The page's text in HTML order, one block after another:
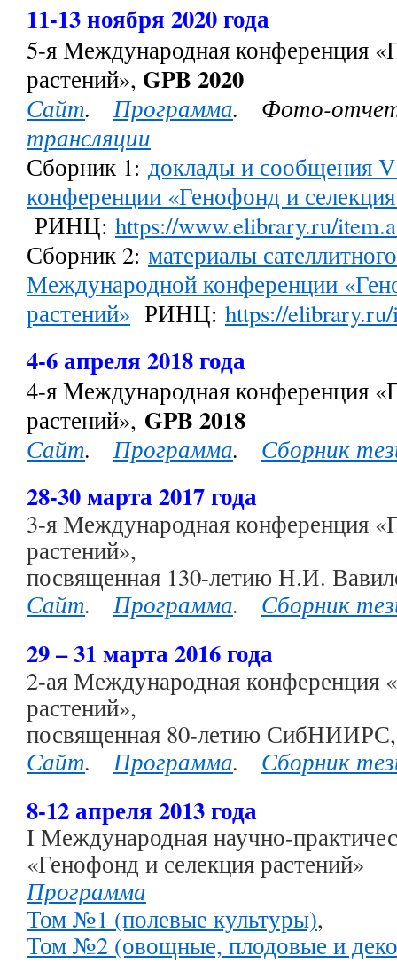
11-13 ноября 2020 года
5-я Международная конференция
растений», GPB 2020
Сайт. Программа. Фото-
трансляции
Сборник 1: доклады и сообщения
конференции «Генофонд и
РИНЦ: https://www.elibrary.ru/
Сборник 2: материалы
Международной конференции
растений» РИНЦ: https://
4-6 апреля 2018 года
4-я Международная конференция
растений», GPB 2018
Сайт. Программа. Сборник
28-30 марта 2017 года
3-я Международная конференция
растений»,
посвященная 130-летию Н.И.
Сайт. Программа. Сборник
29 – 31 марта 2016 года
2-ая Международная конференция
растений»,
посвященная 80-летию
Сайт. Программа. Сборник
8-12 апреля 2013 года
I Международная научно-
«Генофонд и селекция растений»
Программа
Том №1 (полевые культуры),
Том №2 (овощные, плодовые и